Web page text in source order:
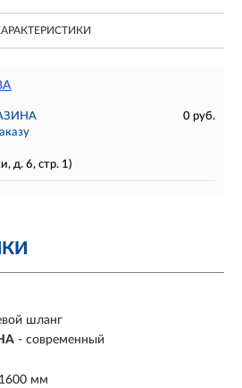
0 руб.
д. 6, стр. 1)
шланг
- современный
мм